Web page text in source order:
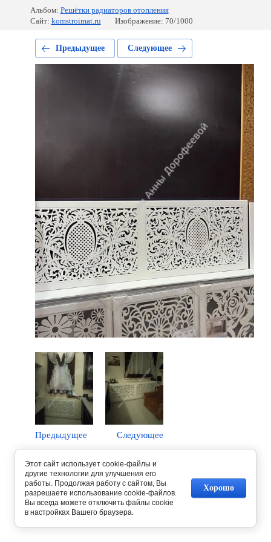
Альбом: Решётки радиаторов отопления
Сайт: komstroimat.ru Изображение: 70/1000
Предыдущее Следующее
Предыдущее Следующее
Вернуться в галерею
Этот сайт использует cookie-файлы и
другие технологии для улучшения его
работы. Продолжая работу с сайтом, Вы
разрешаете использование cookie-файлов.
Вы всегда можете отключить файлы cookie
в настройках Вашего браузера.
Хорошо